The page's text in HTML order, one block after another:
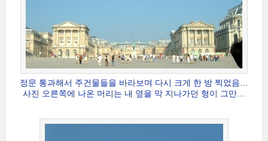
정문 통과해서 주건물들을 바라보며 다시 크게 한 방 찍었음…
사진 오른쪽에 나온 머리는 내 옆을 막 지나가던 형이 그만…